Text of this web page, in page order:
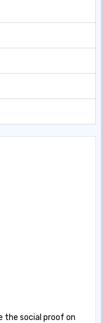
the social proof on